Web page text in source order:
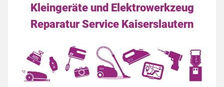
Kleingeräte und Elektrowerkzeug
Reparatur Service Kaiserslautern